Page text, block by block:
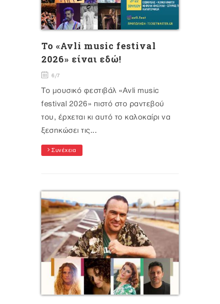
To «Avli music festival
2026» είναι εδώ!
6/7
Το μουσικό φεστιβάλ «Avli music
festival 2026» πιστό στο ραντεβού
του, έρχεται κι αυτό το καλοκαίρι να
ξεσηκώσει τις...
Συνέχεια